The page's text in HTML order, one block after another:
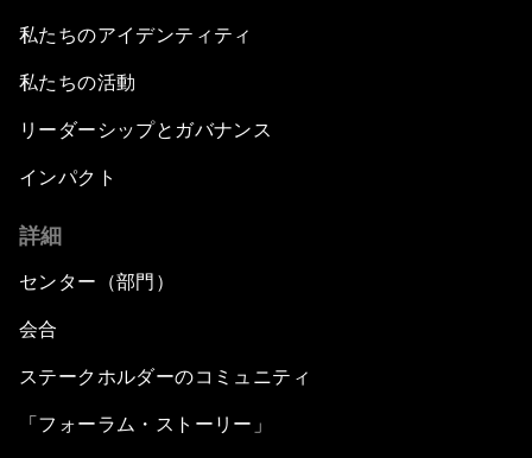
私たちのアイデンティティ
私たちの活動
リーダーシップとガバナンス
インパクト
詳細
センター（部門）
会合
ステークホルダーのコミュニティ
「フォーラム・ストーリー」